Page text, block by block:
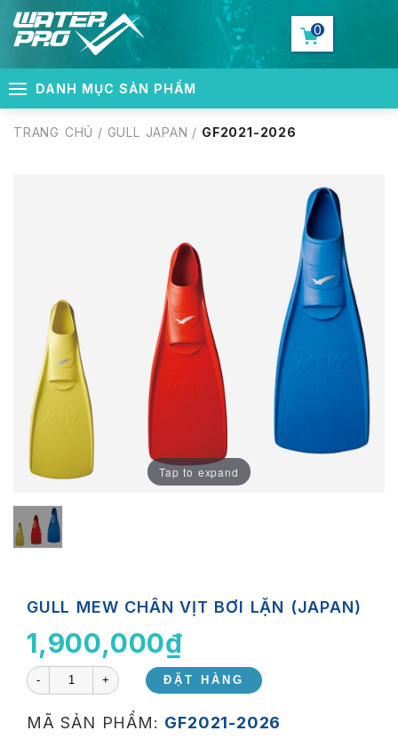
0
DANH MỤC SẢN PHẨM
TRANG CHỦ / GULL JAPAN / GF2021-2026
Tap to expand
GULL MEW CHÂN VỊT BƠI LẶN (JAPAN)
1,900,000₫
- + ĐẶT HÀNG
MÃ SẢN PHẨM: GF2021-2026